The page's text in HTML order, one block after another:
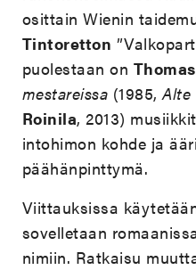
osittain Wienin
Tintoretton
puolestaan on
mestareissa (1985, Alte
Roinila, 2013)
intohimon kohde ja
päähänpinttymä.
Viittauksissa
sovelletaan
nimiin. Ratkaisu